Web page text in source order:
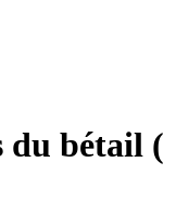
du bétail (